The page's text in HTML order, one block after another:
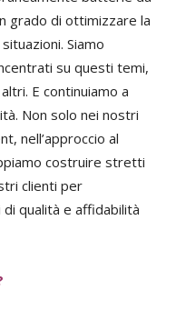
grado di ottimizzare la
Siamo
su questi temi,
E continuiamo a
Non solo nei nostri
nell’approccio al
costruire stretti
clienti per
qualità e affidabilità